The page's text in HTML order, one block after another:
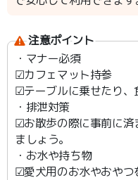
注意ポイント
・マナー必須
︎︎︎︎︎︎☑︎カフェマット持参
︎︎︎︎︎︎☑︎テーブルに乗せたり、
・排泄対策
︎︎︎︎︎︎☑︎お散歩の際に事前に済
ましょう。
・お水や持ち物
︎︎︎︎︎︎☑︎愛犬用のお水やおやつ